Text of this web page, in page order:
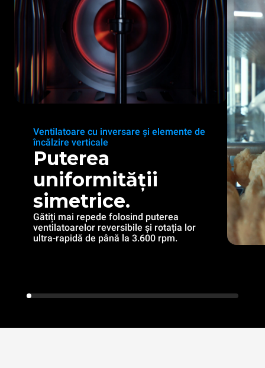
Ventilatoare cu inversare și elemente de
încălzire verticale
Puterea
uniformității
simetrice.
Gătiți mai repede folosind puterea
ventilatoarelor reversibile și rotația lor
ultra-rapidă de până la 3.600 rpm.